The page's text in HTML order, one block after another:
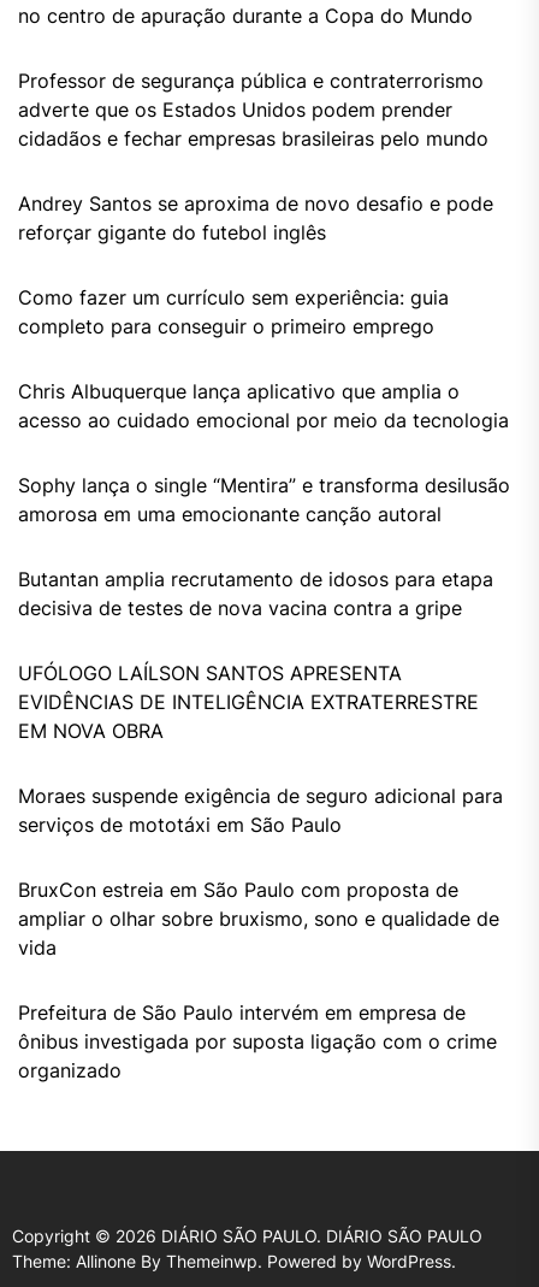
no centro de apuração durante a Copa do Mundo
Professor de segurança pública e contraterrorismo
adverte que os Estados Unidos podem prender
cidadãos e fechar empresas brasileiras pelo mundo
Andrey Santos se aproxima de novo desafio e pode
reforçar gigante do futebol inglês
Como fazer um currículo sem experiência: guia
completo para conseguir o primeiro emprego
Chris Albuquerque lança aplicativo que amplia o
acesso ao cuidado emocional por meio da tecnologia
Sophy lança o single “Mentira” e transforma desilusão
amorosa em uma emocionante canção autoral
Butantan amplia recrutamento de idosos para etapa
decisiva de testes de nova vacina contra a gripe
UFÓLOGO LAÍLSON SANTOS APRESENTA
EVIDÊNCIAS DE INTELIGÊNCIA EXTRATERRESTRE
EM NOVA OBRA
Moraes suspende exigência de seguro adicional para
serviços de mototáxi em São Paulo
BruxCon estreia em São Paulo com proposta de
ampliar o olhar sobre bruxismo, sono e qualidade de
vida
Prefeitura de São Paulo intervém em empresa de
ônibus investigada por suposta ligação com o crime
organizado
Copyright © 2026 DIÁRIO SÃO PAULO. DIÁRIO SÃO PAULO
Theme: Allinone By Themeinwp. Powered by WordPress.